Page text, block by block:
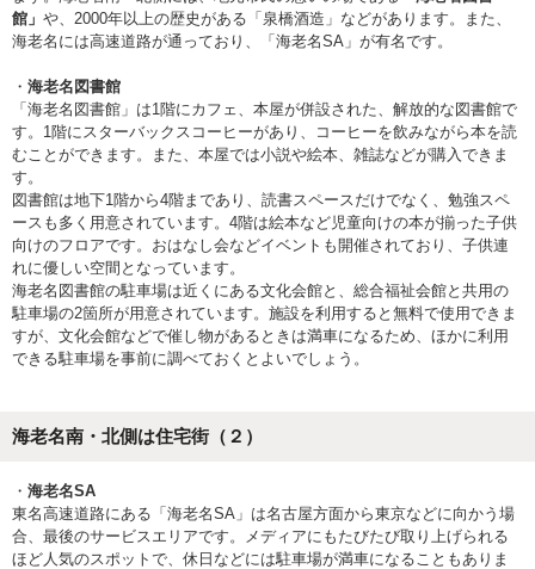
館」 や、2000年以上の歴史がある「泉橋酒造」などがあります。また、
海老名には高速道路が通っており、「海老名SA」が有名です。
・ 海老名図書館
「海老名図書館」は1階にカフェ、本屋が併設された、解放的な図書館で
す。1階にスターバックスコーヒーがあり、コーヒーを飲みながら本を読
むことができます。また、本屋では小説や絵本、雑誌などが購入できま
す。
図書館は地下1階から4階まであり、読書スペースだけでなく、勉強スペ
ースも多く用意されています。4階は絵本など児童向けの本が揃った子供
向けのフロアです。おはなし会などイベントも開催されており、子供連
れに優しい空間となっています。
海老名図書館の駐車場は近くにある文化会館と、総合福祉会館と共用の
駐車場の2箇所が用意されています。施設を利用すると無料で使用できま
すが、文化会館などで催し物があるときは満車になるため、ほかに利用
できる駐車場を事前に調べておくとよいでしょう。
海老名南・北側は住宅街（２）
・ 海老名SA
東名高速道路にある「海老名SA」は名古屋方面から東京などに向かう場
合、最後のサービスエリアです。メディアにもたびたび取り上げられる
ほど人気のスポットで、休日などには駐車場が満車になることもありま